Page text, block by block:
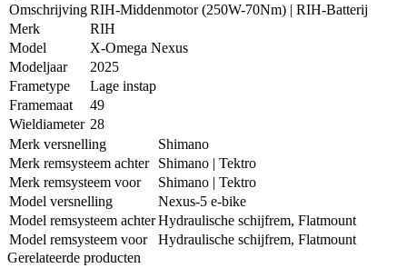
OmschrijvingRIH-Middenmotor (250W-70Nm) | RIH-Batterij
Merk
RIH
Model
X-Omega Nexus
Modeljaar
2025
Frametype
Lage instap
Framemaat
49
Wieldiameter 28
Merk versnelling
Shimano
Merk remsysteem achter
Shimano | Tektro
Merk remsysteem voor
Shimano | Tektro
Model versnelling
Nexus-5 e-bike
Model remsysteem achterHydraulische schijfrem, Flatmount
Model remsysteem voor
Hydraulische schijfrem, Flatmount
Gerelateerde producten